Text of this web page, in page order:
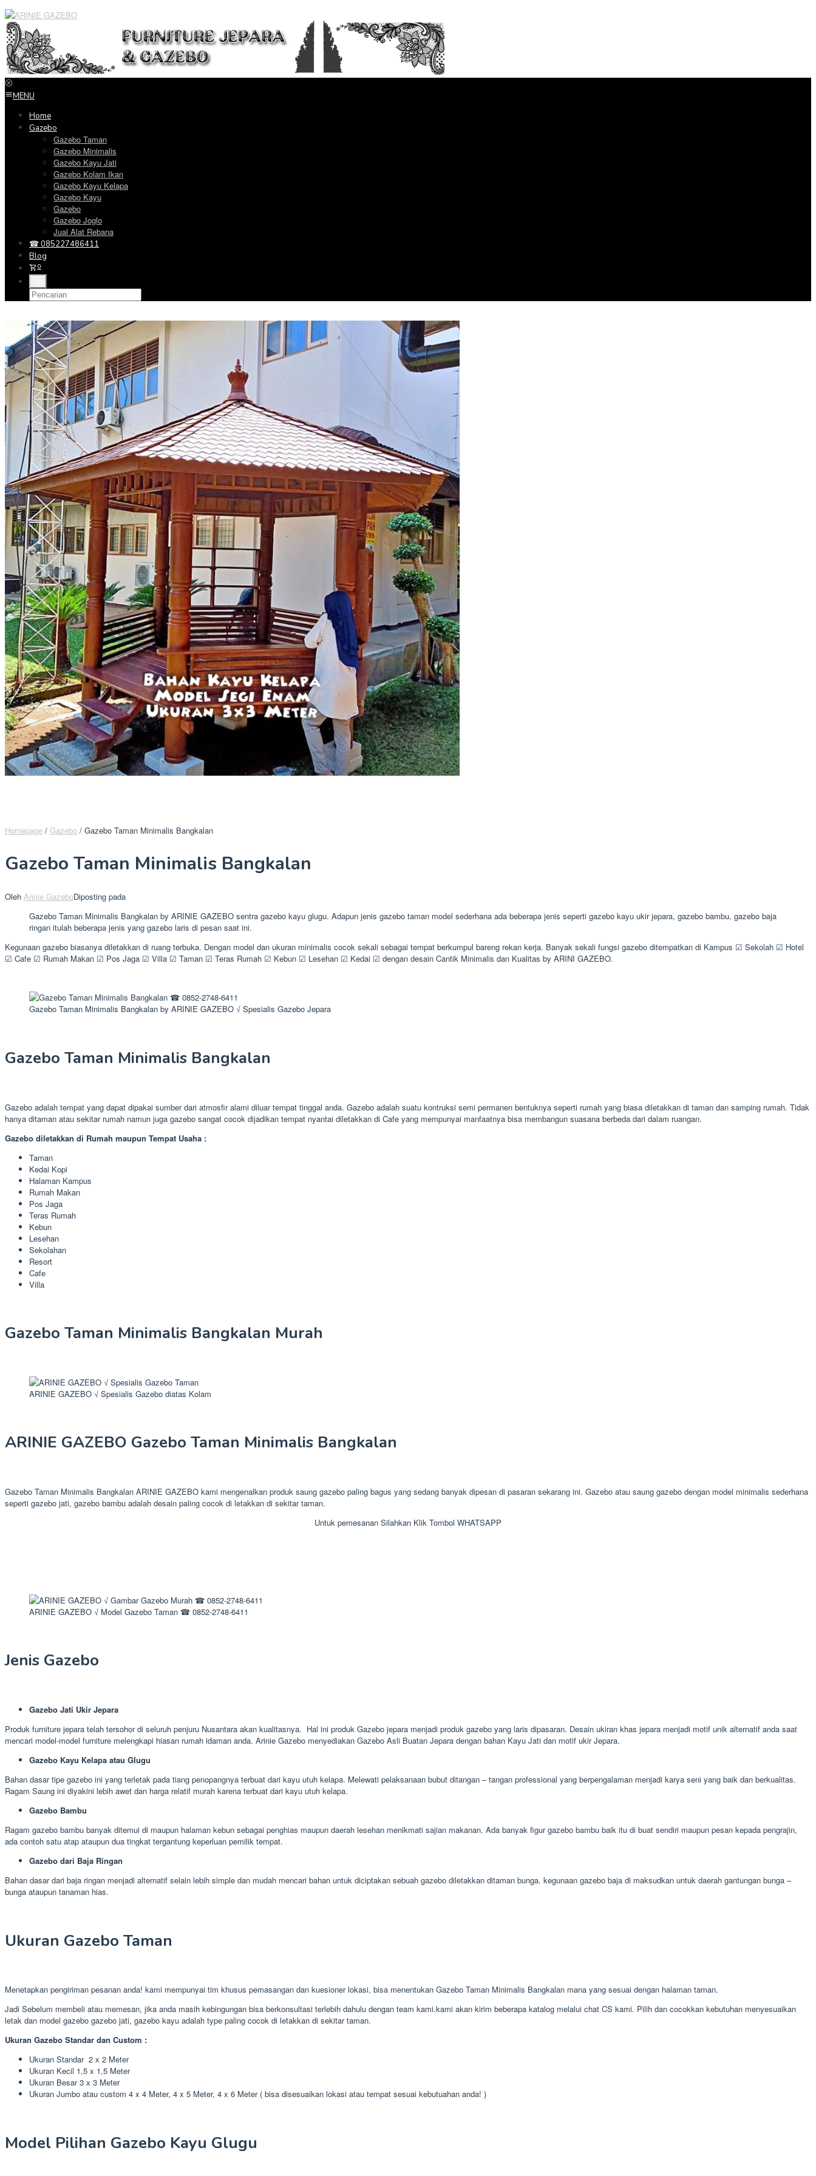
Loncat
ke
konten
MENU
Home
Gazebo
Gazebo Taman
Gazebo Minimalis
Gazebo Kayu Jati
Gazebo Kolam Ikan
Gazebo Kayu Kelapa
Gazebo Kayu
Gazebo
Gazebo Joglo
Jual Alat Rebana
☎ 085227486411
Blog
0
Homepage / Gazebo / Gazebo Taman Minimalis Bangkalan
Gazebo Taman Minimalis Bangkalan
Oleh Arinie GazeboDiposting pada
Gazebo Taman Minimalis Bangkalan by ARINIE GAZEBO sentra gazebo kayu glugu. Adapun jenis gazebo taman model sederhana ada beberapa jenis seperti gazebo kayu ukir jepara, gazebo bambu, gazebo baja
ringan itulah beberapa jenis yang gazebo laris di pesan saat ini.
Kegunaan gazebo biasanya diletakkan di ruang terbuka. Dengan model dan ukuran minimalis cocok sekali sebagai tempat berkumpul bareng rekan kerja. Banyak sekali fungsi gazebo ditempatkan di Kampus ☑ Sekolah ☑ Hotel
☑ Cafe ☑ Rumah Makan ☑ Pos Jaga ☑ Villa ☑ Taman ☑ Teras Rumah ☑ Kebun ☑ Lesehan ☑ Kedai ☑ dengan desain Cantik Minimalis dan Kualitas by ARINI GAZEBO.
Gazebo Taman Minimalis Bangkalan by ARINIE GAZEBO √ Spesialis Gazebo Jepara
Gazebo Taman Minimalis Bangkalan
Gazebo adalah tempat yang dapat dipakai sumber dari atmosfir alami diluar tempat tinggal anda. Gazebo adalah suatu kontruksi semi permanen bentuknya seperti rumah yang biasa diletakkan di taman dan samping rumah. Tidak
hanya ditaman atau sekitar rumah namun juga gazebo sangat cocok dijadikan tempat nyantai diletakkan di Cafe yang mempunyai manfaatnya bisa membangun suasana berbeda dari dalam ruangan.
Gazebo diletakkan di Rumah maupun Tempat Usaha :
Taman
Kedai Kopi
Halaman Kampus
Rumah Makan
Pos Jaga
Teras Rumah
Kebun
Lesehan
Sekolahan
Resort
Cafe
Villa
Gazebo Taman Minimalis Bangkalan Murah
ARINIE GAZEBO √ Spesialis Gazebo diatas Kolam
ARINIE GAZEBO Gazebo Taman Minimalis Bangkalan
Gazebo Taman Minimalis Bangkalan ARINIE GAZEBO kami mengenalkan produk saung gazebo paling bagus yang sedang banyak dipesan di pasaran sekarang ini. Gazebo atau saung gazebo dengan model minimalis sederhana
seperti gazebo jati, gazebo bambu adalah desain paling cocok di letakkan di sekitar taman.
Untuk pemesanan Silahkan Klik Tombol WHATSAPP
ARINIE GAZEBO √ Model Gazebo Taman ☎ 0852-2748-6411
Jenis Gazebo
Gazebo Jati Ukir Jepara
Produk furniture jepara telah tersohor di seluruh penjuru Nusantara akan kualitasnya. Hal ini produk Gazebo jepara menjadi produk gazebo yang laris dipasaran. Desain ukiran khas jepara menjadi motif unik alternatif anda saat
mencari model-model furniture melengkapi hiasan rumah idaman anda. Arinie Gazebo menyediakan Gazebo Asli Buatan Jepara dengan bahan Kayu Jati dan motif ukir Jepara.
Gazebo Kayu Kelapa atau Glugu
Bahan dasar tipe gazebo ini yang terletak pada tiang penopangnya terbuat dari kayu utuh kelapa. Melewati pelaksanaan bubut ditangan – tangan professional yang berpengalaman menjadi karya seni yang baik dan berkualitas.
Ragam Saung ini diyakini lebih awet dan harga relatif murah karena terbuat dari kayu utuh kelapa.
Gazebo Bambu
Ragam gazebo bambu banyak ditemui di maupun halaman kebun sebagai penghias maupun daerah lesehan menikmati sajian makanan. Ada banyak figur gazebo bambu baik itu di buat sendiri maupun pesan kepada pengrajin,
ada contoh satu atap ataupun dua tingkat tergantung keperluan pemilik tempat.
Gazebo dari Baja Ringan
Bahan dasar dari baja ringan menjadi alternatif selain lebih simple dan mudah mencari bahan untuk diciptakan sebuah gazebo diletakkan ditaman bunga. kegunaan gazebo baja di maksudkan untuk daerah gantungan bunga –
bunga ataupun tanaman hias.
Ukuran Gazebo Taman
Menetapkan pengiriman pesanan anda! kami mempunyai tim khusus pemasangan dan kuesioner lokasi, bisa menentukan Gazebo Taman Minimalis Bangkalan mana yang sesuai dengan halaman taman.
Jadi Sebelum membeli atau memesan, jika anda masih kebingungan bisa berkonsultasi terlebih dahulu dengan team kami.kami akan kirim beberapa katalog melalui chat CS kami. Pilih dan cocokkan kebutuhan menyesuaikan
letak dan model gazebo gazebo jati, gazebo kayu adalah type paling cocok di letakkan di sekitar taman.
Ukuran Gazebo Standar dan Custom :
Ukuran Standar 2 x 2 Meter
Ukuran Kecil 1,5 x 1,5 Meter
Ukuran Besar 3 x 3 Meter
Ukuran Jumbo atau custom 4 x 4 Meter, 4 x 5 Meter, 4 x 6 Meter ( bisa disesuaikan lokasi atau tempat sesuai kebutuahan anda! )
Model Pilihan Gazebo Kayu Glugu